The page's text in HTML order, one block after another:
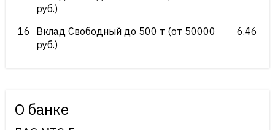
руб.)
16
Вклад Свободный до 500 т (от 50000
руб.)
6.46
О банке